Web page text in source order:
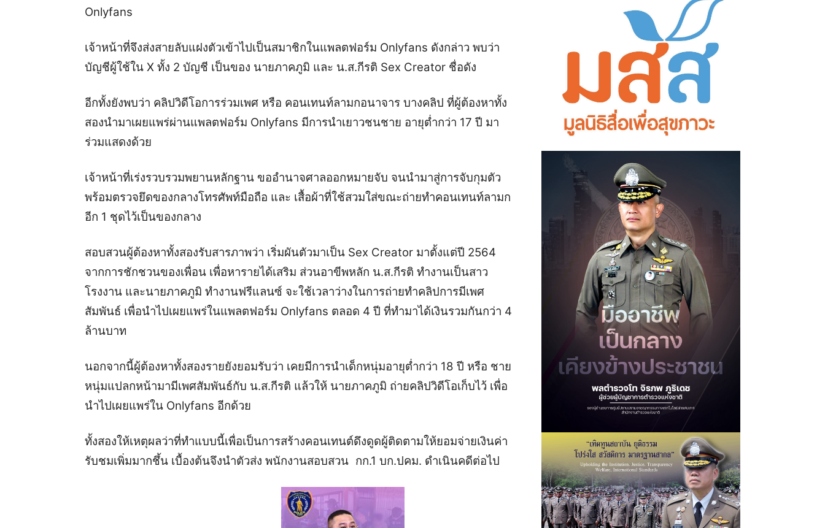
Onlyfans
เจ้าหน้าที่จึงส่งสายลับแฝงตัวเข้าไปเป็นสมาชิกในแพลตฟอร์ม Onlyfans ดังกล่าว พบว่า
บัญชีผู้ใช้ใน X ทั้ง 2 บัญชี เป็นของ นายภาคภูมิ และ น.ส.กีรติ Sex Creator ชื่อดัง
อีกทั้งยังพบว่า คลิปวิดีโอการร่วมเพศ หรือ คอนเทนท์ลามกอนาจาร บางคลิป ที่ผู้ต้องหาทั้ง
สองนำมาเผยแพร่ผ่านแพลตฟอร์ม Onlyfans มีการนำเยาวชนชาย อายุต่ำกว่า 17 ปี มา
ร่วมแสดงด้วย
เจ้าหน้าที่เร่งรวบรวมพยานหลักฐาน ขออำนาจศาลออกหมายจับ จนนำมาสู่การจับกุมตัว
พร้อมตรวจยึดของกลางโทรศัพท์มือถือ และ เสื้อผ้าที่ใช้สวมใส่ขณะถ่ายทำคอนเทนท์ลามก
อีก 1 ชุดไว้เป็นของกลาง
สอบสวนผู้ต้องหาทั้งสองรับสารภาพว่า เริ่มผันตัวมาเป็น Sex Creator มาตั้งแต่ปี 2564
จากการชักชวนของเพื่อน เพื่อหารายได้เสริม ส่วนอาขีพหลัก น.ส.กีรติ ทำงานเป็นสาว
โรงงาน และนายภาคภูมิ ทำงานฟรีแลนซ์ จะใช้เวลาว่างในการถ่ายทำคลิปการมีเพศ
สัมพันธ์ เพื่อนำไปเผยแพร่ในแพลตฟอร์ม Onlyfans ตลอด 4 ปี ที่ทำมาได้เงินรวมกันกว่า 4
ล้านบาท
นอกจากนี้ผู้ต้องหาทั้งสองรายยังยอมรับว่า เคยมีการนำเด็กหนุ่มอายุต่ำกว่า 18 ปี หรือ ชาย
หนุ่มแปลกหน้ามามีเพศสัมพันธ์กับ น.ส.กีรติ แล้วให้ นายภาคภูมิ ถ่ายคลิปวิดีโอเก็บไว้ เพื่อ
นำไปเผยแพร่ใน Onlyfans อีกด้วย
ทั้งสองให้เหตุผลว่าที่ทำแบบนี้เพื่อเป็นการสร้างคอนเทนต์ดึงดูดผู้ติดตามให้ยอมจ่ายเงินค่า
รับชมเพิ่มมากชึ้น เบื้องต้นจึงนำตัวส่ง พนักงานสอบสวน กก.1 บก.ปคม. ดำเนินคดีต่อไป